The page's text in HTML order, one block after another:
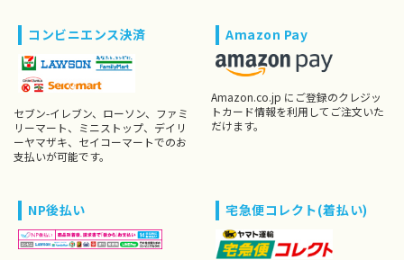
コンビニエンス決済
セブン-イレブン、ローソン、ファミ
リーマート、ミニストップ、デイリ
ーヤマザキ、セイコーマートでのお
支払いが可能です。
Amazon Pay
Amazon.co.jp にご登録のクレジッ
トカード情報を利用してご注文いた
だけます。
NP後払い 宅急便コレクト(着払い)